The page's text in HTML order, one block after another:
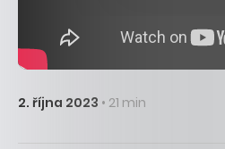
2. října 2023 • 21 min